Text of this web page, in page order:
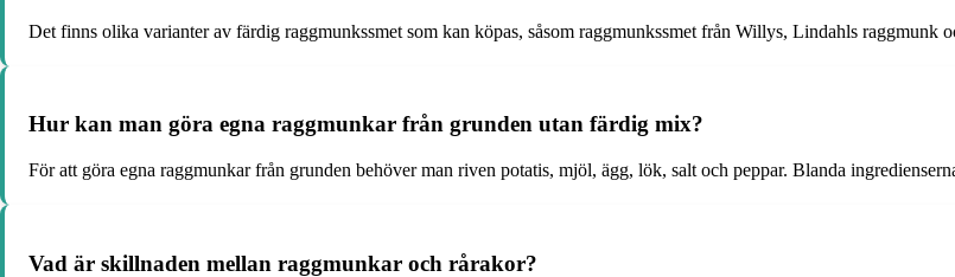
Det finns olika varianter av färdig raggmunkssmet som kan köpas, såsom raggmunkssmet från Willys, Lindahls raggmunk
Hur kan man göra egna raggmunkar från grunden utan färdig mix?
För att göra egna raggmunkar från grunden behöver man riven potatis, mjöl, ägg, lök, salt och peppar. Blanda
Vad är skillnaden mellan raggmunkar och rårakor?